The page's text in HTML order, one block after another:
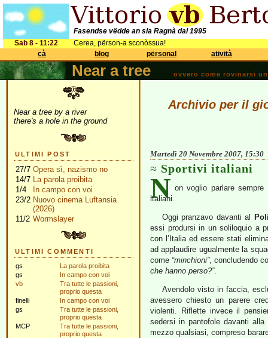
Fasendse vëdde an sla Ragnà dal 1995
Sab 8 - 11:22
Cerea, përson-a sconòssua!
cà
blog përsonal atività
Near a tree ovvero come rovinarsi
Near a tree by a river
there's a hole in the ground
ULTIMI POST
27/7 Opera sì, nazismo no
14/7 La parola proibita
1/4
In campo con voi
23/2 Nuovo cinema Luftansia
(2026)
11/2 Wormslayer
ULTIMI COMMENTI
gs
La parola proibita
gs
In campo con voi
vb
Tra tutte le passioni,
proprio questa
finelli
In campo con voi
gs
Tra tutte le passioni,
proprio questa
MCP
Tra tutte le passioni,
proprio questa
Archivio per il
Martedì 20 Novembre 2007, 15:30
Sportivi italiani
N on voglio parlare
italiani.
Oggi pranzavo davanti al
essi prodursi in un soliloquio a
con l’Italia ed essere stati
ad applaudire ugualmente la
come “minchioni”, concludendo
che hanno perso?”.
Avendolo visto in faccia,
avessero chiesto un parere
violenti. Riflette invece il
sedersi in pantofole davanti
mezzo qualsiasi, compreso